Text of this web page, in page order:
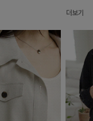
더보기